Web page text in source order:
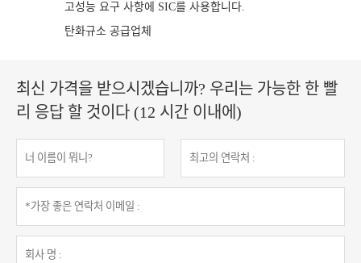
고성능 요구 사항에 SIC를 사용합니다.
탄화규소 공급업체
최신 가격을 받으시겠습니까? 우리는 가능한 한 빨
리 응답 할 것이다 (12 시간 이내에)